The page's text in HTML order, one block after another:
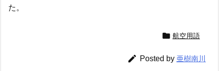
た。
 航空用語
 Posted by 亜樹南川